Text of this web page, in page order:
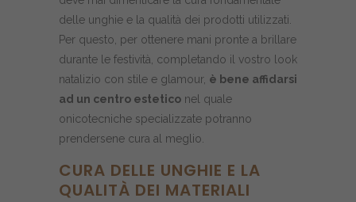
delle unghie e la qualità dei prodotti utilizzati.
Per questo, per ottenere mani pronte a brillare
durante le festività, completando il vostro look
natalizio con stile e glamour, è bene affidarsi
ad un centro estetico nel quale
onicotecniche specializzate potranno
prendersene cura al meglio.
CURA DELLE UNGHIE E LA
QUALITÀ DEI MATERIALI